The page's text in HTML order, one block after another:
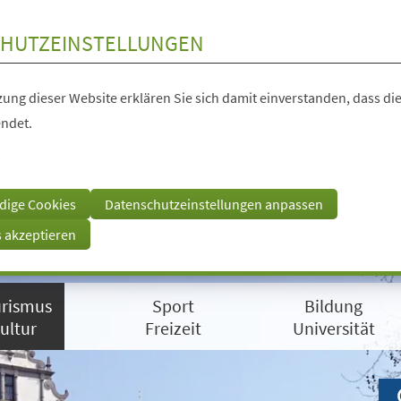
dieser Website erklären Sie sich damit einverstanden, dass
Cookies
Datenschutzeinstellungen anpassen
akzeptieren
Sport
Freizeit
Bildung
Universität